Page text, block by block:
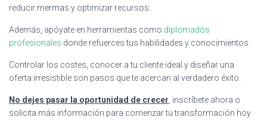
reducir mermas y optimizar recursos.
Además, apóyate en herramientas como diplomados
profesionales donde refuerces tus habilidades y conocimientos.
Controlar los costes, conocer a tu cliente ideal y diseñar una
oferta irresistible son pasos que te acercan al verdadero éxito.
No dejes pasar la oportunidad de crecer , inscríbete ahora o
solicita más información para comenzar tu transformación hoy